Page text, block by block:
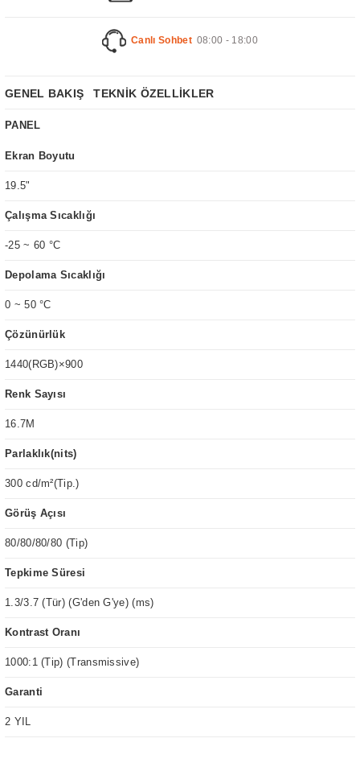
Canlı Sohbet 08:00 - 18:00
GENEL BAKIŞ TEKNİK ÖZELLİKLER
PANEL
Ekran Boyutu
19.5"
Çalışma Sıcaklığı
-25 ~ 60 °C
Depolama Sıcaklığı
0 ~ 50 °C
Çözünürlük
1440(RGB)×900
Renk Sayısı
16.7M
Parlaklık(nits)
300 cd/m²(Tip.)
Görüş Açısı
80/80/80/80 (Tip)
Tepkime Süresi
1.3/3.7 (Tür) (G'den G'ye) (ms)
Kontrast Oranı
1000:1 (Tip) (Transmissive)
Garanti
2 YIL